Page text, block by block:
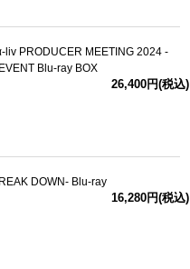
liv PRODUCER MEETING 2024 -
Blu-ray BOX
26,400円(税込)
DOWN- Blu-ray
16,280円(税込)